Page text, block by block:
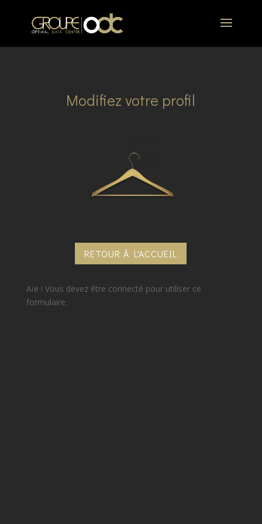
Modifiez votre profil
RETOUR À L'ACCUEIL
Aïe ! Vous devez être connecté pour utiliser ce
formulaire.